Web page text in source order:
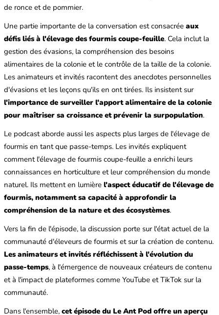
de ronce et de pommier.
Une partie importante de la conversation est consacrée aux
défis liés à l'élevage des fourmis coupe-feuille. Cela inclut la
gestion des évasions, la compréhension des besoins
alimentaires de la colonie et le contrôle de la taille de la colonie.
Les animateurs et invités racontent des anecdotes personnelles
d'évasions et les leçons qu'ils en ont tirées. Ils insistent sur
l'importance de surveiller l'apport alimentaire de la colonie
pour maîtriser sa croissance et prévenir la surpopulation.
Le podcast aborde aussi les aspects plus larges de l'élevage de
fourmis en tant que passe-temps. Les invités expliquent
comment l'élevage de fourmis coupe-feuille a enrichi leurs
connaissances en horticulture et leur compréhension du monde
naturel. Ils mettent en lumière l'aspect éducatif de l'élevage de
fourmis, notamment sa capacité à approfondir la
compréhension de la nature et des écosystèmes.
Vers la fin de l'épisode, la discussion porte sur l'état actuel de la
communauté d'éleveurs de fourmis et sur la création de contenu.
Les animateurs et invités réfléchissent à l'évolution du
passe-temps, à l'émergence de nouveaux créateurs de contenu
et à l'impact de plateformes comme YouTube et TikTok sur la
communauté.
Dans l'ensemble, cet épisode du Le Ant Pod offre un aperçu